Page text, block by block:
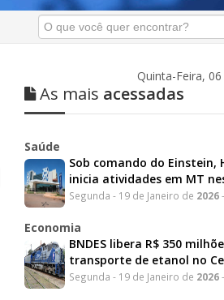
Quinta-Feira,
As mais acessadas
Saúde
Sob comando do Einstein,
inicia atividades em MT
Segunda - 19 de Janeiro de 2026
Economia
BNDES libera R$ 350
transporte de etanol no
Segunda - 19 de Janeiro de 2026